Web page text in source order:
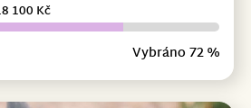
Vybráno 72 %
100 Kč